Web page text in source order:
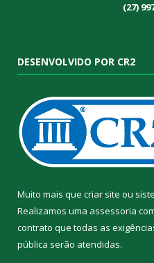
(27)
DESENVOLVIDO POR CR2
Muito mais que criar site ou
Realizamos uma assessoria
contrato que todas as
pública serão atendidas.